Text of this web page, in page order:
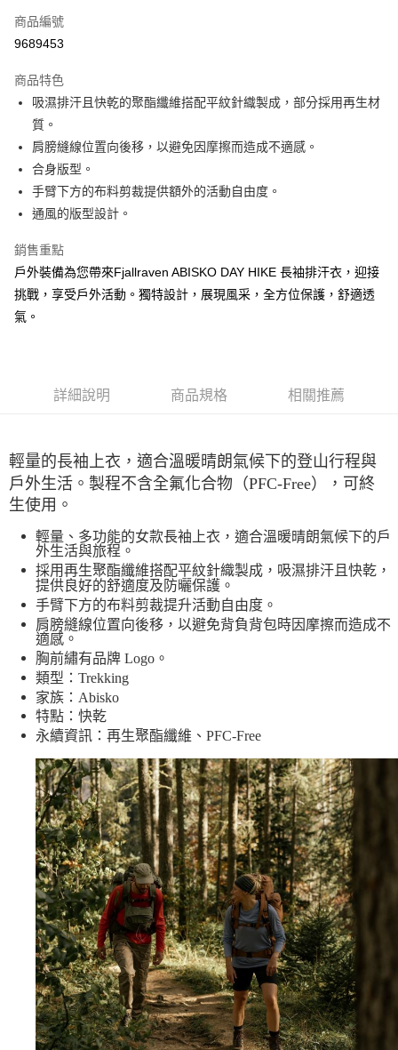
合作金庫商業銀行
上海商業儲蓄銀行
臺灣中小企業銀行
匯豐（台灣）商業銀行
華泰商業銀行
聯邦商業銀行
元大商業銀行
永豐商業銀行
玉山商業銀行
台灣樂天信用卡公司
超商取貨付款
LINE Pay
Apple Pay
ATM付款
運送方式
全家取貨付款
每筆NT$60，滿NT$490(含以上)免運費
付款後全家取貨
每筆NT$60，滿NT$490(含以上)免運費
7-11取貨付款
每筆NT$60，滿NT$490(含以上)免運費
離島宅配
每筆NT$80，滿NT$490(含以上)免運費
付款後門市自取
免運費
商品編號
9689453
商品特色
吸濕排汗且快乾的聚酯纖維搭配平紋針織製成，部分採用再生材
質。
肩膀縫線位置向後移，以避免因摩擦而造成不適感。
合身版型。
手臂下方的布料剪裁提供額外的活動自由度。
通風的版型設計。
銷售重點
戶外裝備為您帶來Fjallraven ABISKO DAY HIKE 長袖排汗衣，迎接
挑戰，享受戶外活動。獨特設計，展現風采，全方位保護，舒適透
氣。
詳細說明 商品規格 相關推薦
輕量的長袖上衣，適合溫暖晴朗氣候下的登山行程與
戶外生活。製程不含全氟化合物（PFC-Free），可終
生使用。
輕量、多功能的女款長袖上衣，適合溫暖晴朗氣候下的戶
外生活與旅程。
採用再生聚酯纖維搭配平紋針織製成，吸濕排汗且快乾，
提供良好的舒適度及防曬保護。
手臂下方的布料剪裁提升活動自由度。
肩膀縫線位置向後移，以避免背負背包時因摩擦而造成不
適感。
胸前繡有品牌 Logo。
類型：Trekking
家族：Abisko
特點：快乾
永續資訊：再生聚酯纖維、PFC-Free